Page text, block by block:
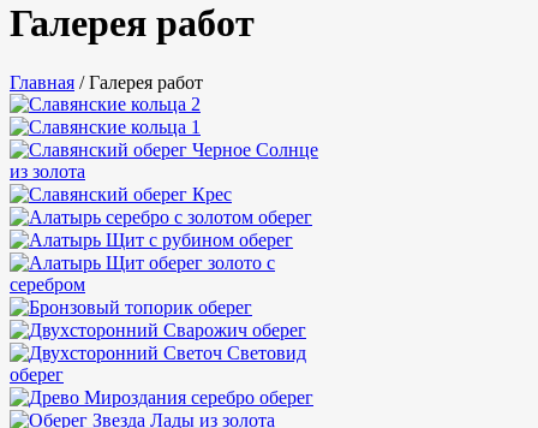
Галерея работ
Главная / Галерея работ